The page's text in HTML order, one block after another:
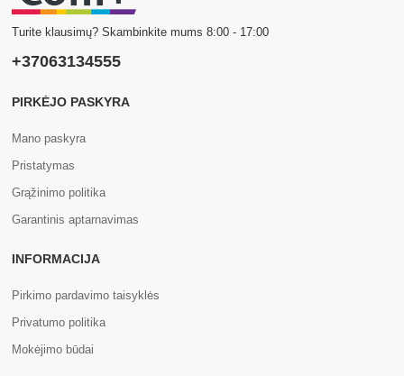
Turite klausimų? Skambinkite mums 8:00 - 17:00
+37063134555
PIRKĖJO PASKYRA
Mano paskyra
Pristatymas
Grąžinimo politika
Garantinis aptarnavimas
INFORMACIJA
Pirkimo pardavimo taisyklės
Privatumo politika
Mokėjimo būdai